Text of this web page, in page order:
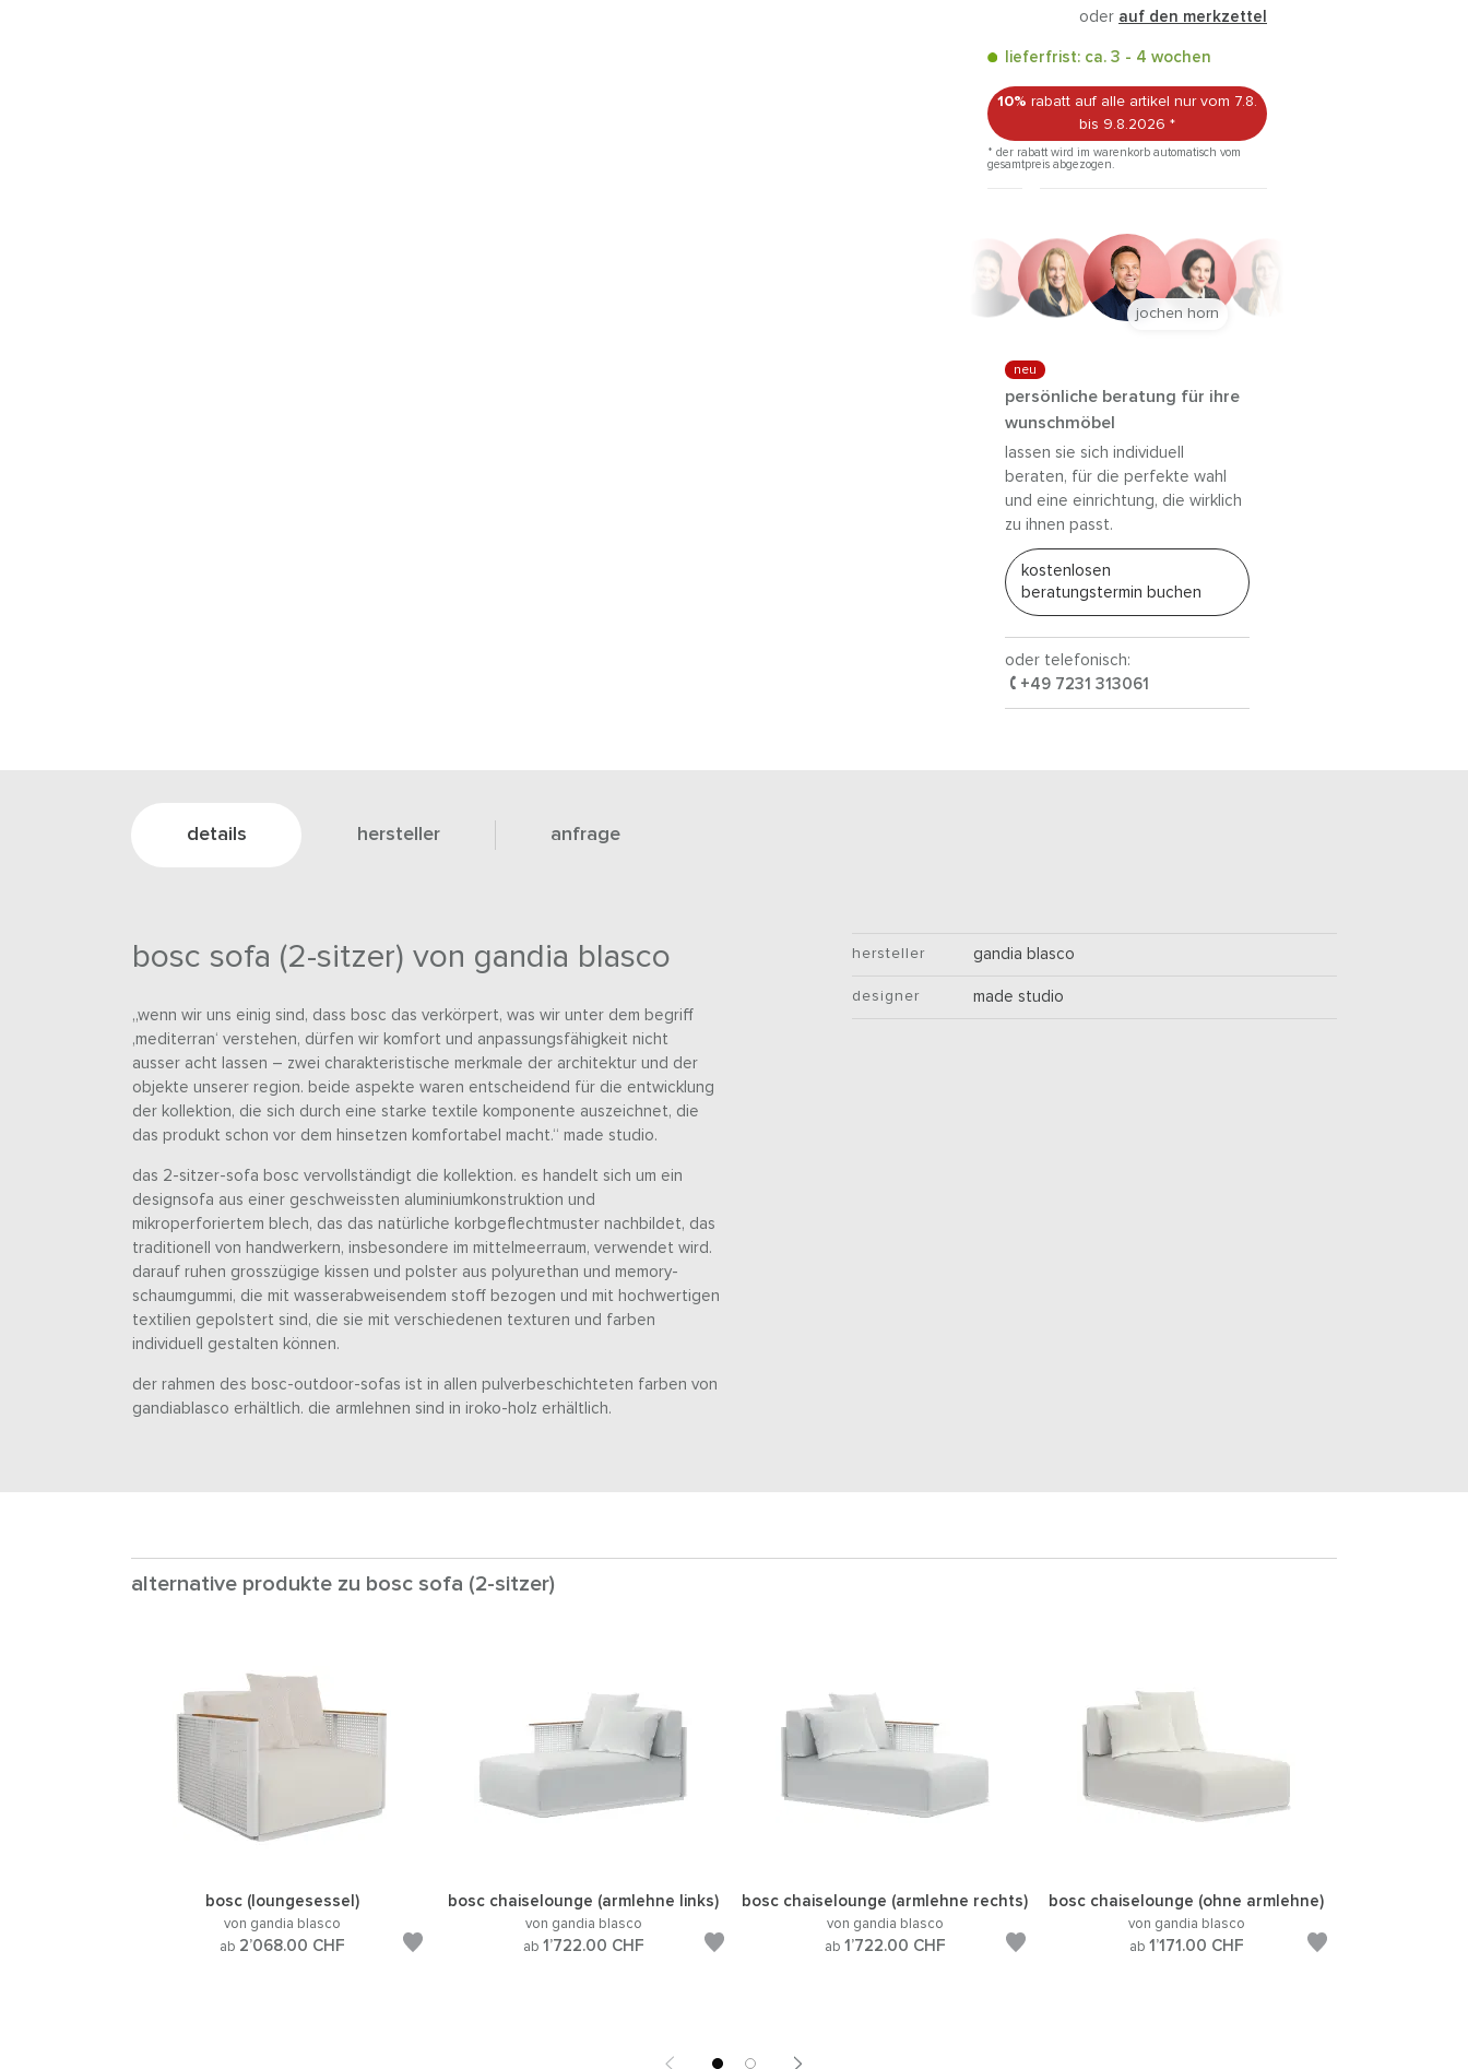
oder auf den merkzettel
lieferfrist: ca. 3 - 4 wochen
10% rabatt auf alle artikel nur vom 7.8.
bis 9.8.2026 *
* der rabatt wird im warenkorb automatisch vom
gesamtpreis abgezogen.
neu
persönliche beratung für ihre
wunschmöbel
lassen sie sich individuell
beraten, für die perfekte wahl
und eine einrichtung, die wirklich
zu ihnen passt.
kostenlosen
beratungstermin buchen
oder telefonisch:
+49 7231 313061
jochen horn
details hersteller anfrage
bosc sofa (2-sitzer) von gandia blasco
„wenn wir uns einig sind, dass bosc das verkörpert, was wir unter dem begriff
‚mediterran‘ verstehen, dürfen wir komfort und anpassungsfähigkeit nicht
ausser acht lassen – zwei charakteristische merkmale der architektur und der
objekte unserer region. beide aspekte waren entscheidend für die entwicklung
der kollektion, die sich durch eine starke textile komponente auszeichnet, die
das produkt schon vor dem hinsetzen komfortabel macht.“ made studio.
das 2-sitzer-sofa bosc vervollständigt die kollektion. es handelt sich um ein
designsofa aus einer geschweissten aluminiumkonstruktion und
mikroperforiertem blech, das das natürliche korbgeflechtmuster nachbildet, das
traditionell von handwerkern, insbesondere im mittelmeerraum, verwendet wird.
darauf ruhen grosszügige kissen und polster aus polyurethan und memory-
schaumgummi, die mit wasserabweisendem stoff bezogen und mit hochwertigen
textilien gepolstert sind, die sie mit verschiedenen texturen und farben
individuell gestalten können.
der rahmen des bosc-outdoor-sofas ist in allen pulverbeschichteten farben von
gandiablasco erhältlich. die armlehnen sind in iroko-holz erhältlich.
hersteller gandia blasco
designer made studio
alternative produkte zu bosc sofa (2-sitzer)
bosc (loungesessel)
von gandia blasco
ab 2’068.00 CHF
bosc chaiselounge (armlehne links)
von gandia blasco
ab 1’722.00 CHF
bosc chaiselounge (armlehne rechts)
von gandia blasco
ab 1’722.00 CHF
bosc chaiselounge (ohne armlehne)
von gandia blasco
ab 1’171.00 CHF